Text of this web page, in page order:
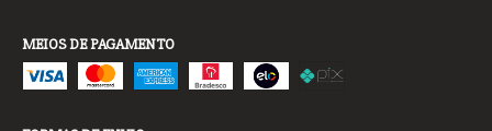
MEIOS DE PAGAMENTO